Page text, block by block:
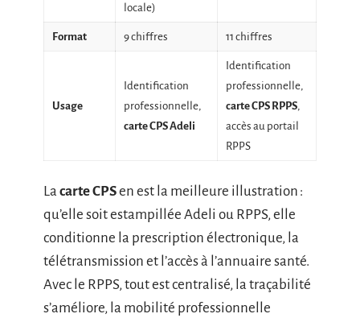
locale)
Format 9 chiffres 11 chiffres
Usage
Identification
professionnelle,
carte CPS Adeli
Identification
professionnelle,
carte CPS RPPS,
accès au portail
RPPS
La carte CPSen est la meilleure illustration :
qu’elle soit estampillée Adeli ou RPPS, elle
conditionne la prescription électronique, la
télétransmission et l’accès à l’annuaire santé.
Avec le RPPS, tout est centralisé, la traçabilité
s’améliore, la mobilité professionnelle